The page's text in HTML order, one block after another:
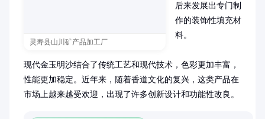
灵寿县山川矿产品加工厂
后来发展出专门制
作的装饰性填充材
料。
现代金玉明沙结合了传统工艺和现代技术，色彩更加丰富，
性能更加稳定。近年来，随着香道文化的复兴，这类产品在
市场上越来越受欢迎，出现了许多创新设计和功能性改良。